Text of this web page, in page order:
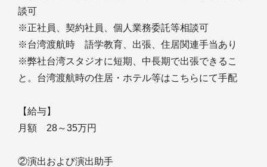
談可
※正社員、契約社員、個人業務委託等相談可
※台湾渡航時 語学教育、出張、住居関連手当あり
※弊社台湾スタジオに短期、中長期で出張できるこ
と。台湾渡航時の住居・ホテル等はこちらにて手配
【給与】
月額 28～35万円
②演出および演出助手